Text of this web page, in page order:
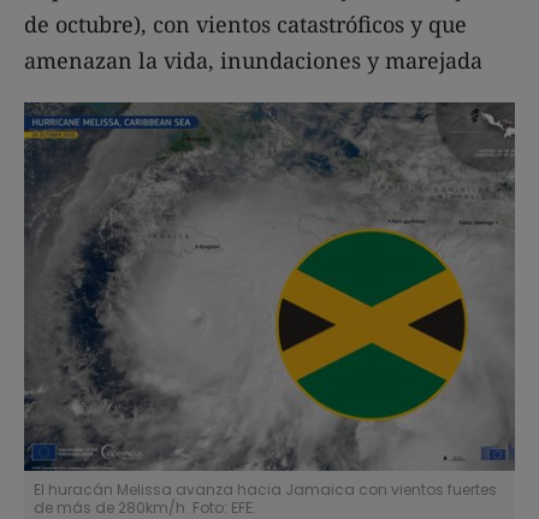
de octubre), con vientos catastróficos y que
amenazan la vida, inundaciones y marejada
El huracán Melissa avanza hacia Jamaica con vientos fuertes
de más de 280km/h. Foto: EFE.